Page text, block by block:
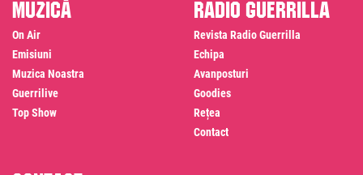
Muzică
On Air
Emisiuni
Muzica Noastra
Guerrilive
Top Show
Radio Guerrilla
Revista Radio Guerrilla
Echipa
Avanposturi
Goodies
Rețea
Contact